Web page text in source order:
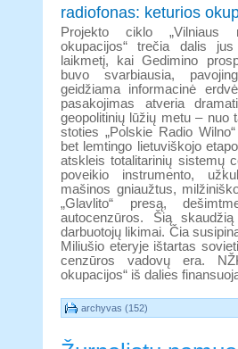
radiofonas: keturios
Projekto ciklo „Vilniaus
okupacijos“ trečia dalis
laikmetį, kai Gedimino
buvo svarbiausia,
geidžiama informacinė
pasakojimas atveria
geopolitinių lūžių metu – nuo
stoties „Polskie Radio
bet lemtingo lietuviškojo
atskleis totalitarinių sistemų
poveikio instrumento,
mašinos gniaužtus,
„Glavlito“ presą,
autocenzūros. Šią
darbuotojų likimai. Čia
Miliušio eteryje ištartas
cenzūros vadovų era.
okupacijos“ iš dalies
archyvas (152)